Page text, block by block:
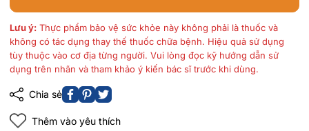
Lưu ý: Thực phẩm bảo vệ sức khỏe này không phải là thuốc và
không có tác dụng thay thế thuốc chữa bệnh. Hiệu quả sử dụng
tùy thuộc vào cơ địa từng người. Vui lòng đọc kỹ hướng dẫn sử
dụng trên nhãn và tham khảo ý kiến bác sĩ trước khi dùng.
Chia sẻ
Thêm vào yêu thích